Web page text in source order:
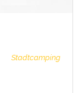
Stadtcamping